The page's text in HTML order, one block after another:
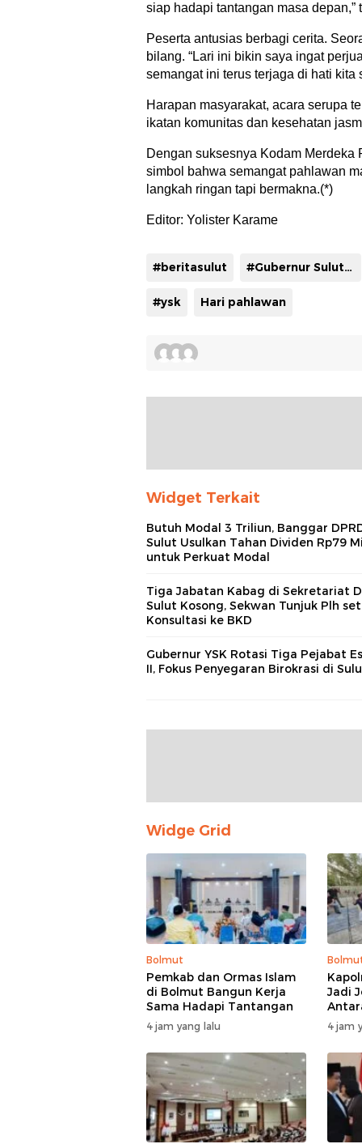
siap hadapi tantangan masa depan,”
Peserta antusias berbagi cerita.
bilang. “Lari ini bikin saya ingat
semangat ini terus terjaga di hati kita
Harapan masyarakat, acara serupa
ikatan komunitas dan kesehatan
Dengan suksesnya Kodam Merdeka
simbol bahwa semangat pahlawan
langkah ringan tapi bermakna.(*)
Editor: Yolister Karame
#beritasulut #Gubernur Sulut Yulius Selvanus
#ysk Hari pahlawan
Widget Terkait
Butuh Modal 3 Triliun, Banggar
Sulut Usulkan Tahan Dividen Rp79
untuk Perkuat Modal
Tiga Jabatan Kabag di Sekretariat
Sulut Kosong, Sekwan Tunjuk Plh
Konsultasi ke BKD
Gubernur YSK Rotasi Tiga Pejabat
II, Fokus Penyegaran Birokrasi di
Widge Grid
Bolmut
Pemkab dan Ormas Islam
di Bolmut Bangun Kerja
Sama Hadapi Tantangan
4 jam yang lalu
Jadi
4 jam